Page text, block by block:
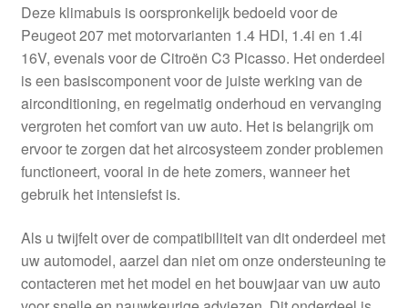
Deze klimabuis is oorspronkelijk bedoeld voor de
Peugeot 207 met motorvarianten 1.4 HDI, 1.4i en 1.4i
16V, evenals voor de Citroën C3 Picasso. Het onderdeel
is een basiscomponent voor de juiste werking van de
airconditioning, en regelmatig onderhoud en vervanging
vergroten het comfort van uw auto. Het is belangrijk om
ervoor te zorgen dat het aircosysteem zonder problemen
functioneert, vooral in de hete zomers, wanneer het
gebruik het intensiefst is.
Als u twijfelt over de compatibiliteit van dit onderdeel met
uw automodel, aarzel dan niet om onze ondersteuning te
contacteren met het model en het bouwjaar van uw auto